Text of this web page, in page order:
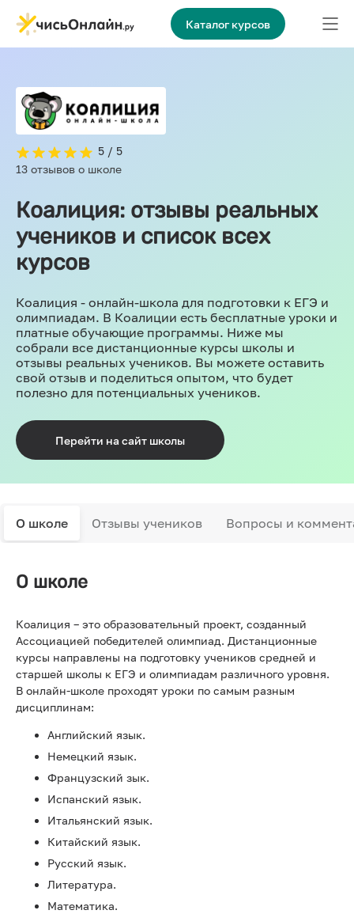
Каталог курсов
5 / 5
13 отзывов о школе
Коалиция: отзывы реальных
учеников и список всех
курсов
Коалиция - онлайн-школа для подготовки к ЕГЭ и
олимпиадам. В Коалиции есть бесплатные уроки и
платные обучающие программы. Ниже мы
собрали все дистанционные курсы школы и
отзывы реальных учеников. Вы можете оставить
свой отзыв и поделиться опытом, что будет
полезно для потенциальных учеников.
Перейти на сайт школы
О школе Отзывы учеников Вопросы и
О школе
Коалиция – это образовательный проект, созданный
Ассоциацией победителей олимпиад. Дистанционные
курсы направлены на подготовку учеников средней и
старшей школы к ЕГЭ и олимпиадам различного уровня.
В онлайн-школе проходят уроки по самым разным
дисциплинам:
Английский язык.
Немецкий язык.
Французский зык.
Испанский язык.
Итальянский язык.
Китайский язык.
Русский язык.
Литература.
Математика.